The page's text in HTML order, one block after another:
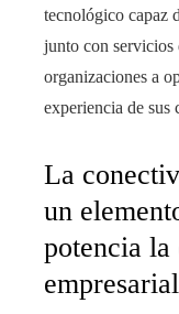
tecnológico capaz
junto con servicios
organizaciones a
experiencia de sus
La
un
potencia
empresarial